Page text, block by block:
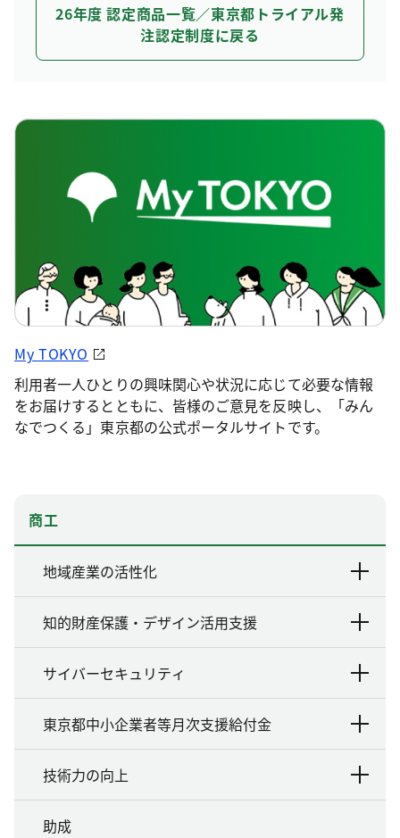
26年度 認定商品一覧／東京都トライアル発
注認定制度に戻る
My TOKYO
利用者一人ひとりの興味関心や状況に応じて必要な情報
をお届けするとともに、皆様のご意見を反映し、「みん
なでつくる」東京都の公式ポータルサイトです。
商工
地域産業の活性化
知的財産保護・デザイン活用支援
サイバーセキュリティ
東京都中小企業者等月次支援給付金
技術力の向上
助成